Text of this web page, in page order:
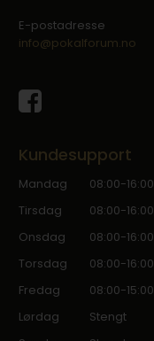
E-postadresse
info@pokalforum.no
Kundesupport
Mandag
08:00-16:00
Tirsdag
08:00-16:00
Onsdag
08:00-16:00
Torsdag
08:00-16:00
Fredag
08:00-15:00
Lørdag
Stengt